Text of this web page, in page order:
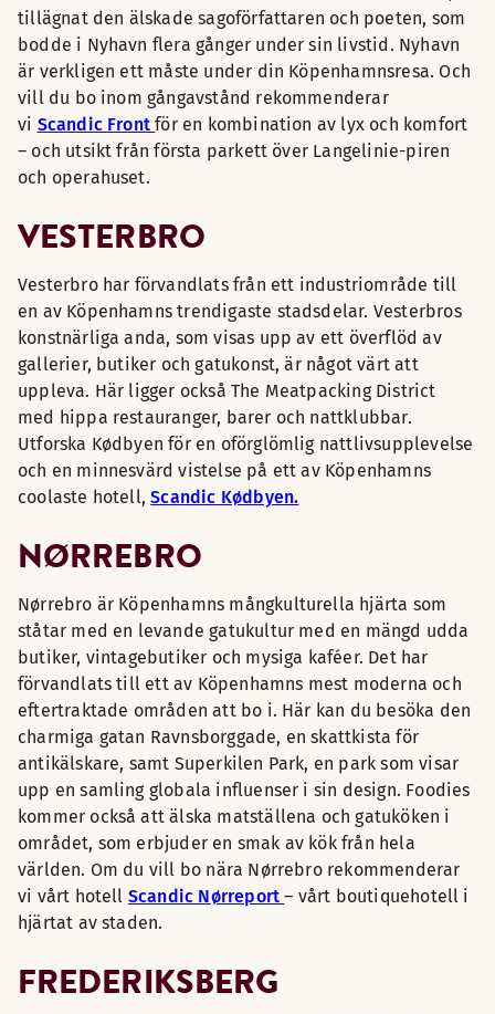
tillägnat den älskade sagoförfattaren och poeten, som
bodde i Nyhavn flera gånger under sin livstid. Nyhavn
är verkligen ett måste under din Köpenhamnsresa. Och
vill du bo inom gångavstånd rekommenderar
vi Scandic Frontför en kombination av lyx och komfort
– och utsikt från första parkett över Langelinie-piren
och operahuset.
VESTERBRO
Vesterbro har förvandlats från ett industriområde till
en av Köpenhamns trendigaste stadsdelar. Vesterbros
konstnärliga anda, som visas upp av ett överflöd av
gallerier, butiker och gatukonst, är något värt att
uppleva. Här ligger också The Meatpacking District
med hippa restauranger, barer och nattklubbar.
Utforska Kødbyen för en oförglömlig nattlivsupplevelse
och en minnesvärd vistelse på ett av Köpenhamns
coolaste hotell,Scandic Kødbyen.
NØRREBRO
Nørrebro är Köpenhamns mångkulturella hjärta som
ståtar med en levande gatukultur med en mängd udda
butiker, vintagebutiker och mysiga kaféer. Det har
förvandlats till ett av Köpenhamns mest moderna och
eftertraktade områden att bo i. Här kan du besöka den
charmiga gatan Ravnsborggade, en skattkista för
antikälskare, samt Superkilen Park, en park som visar
upp en samling globala influenser i sin design. Foodies
kommer också att älska matställena och gatuköken i
området, som erbjuder en smak av kök från hela
världen. Om du vill bo nära Nørrebro rekommenderar
vi vårt hotell Scandic Nørreport– vårt boutiquehotell i
hjärtat av staden.
FREDERIKSBERG